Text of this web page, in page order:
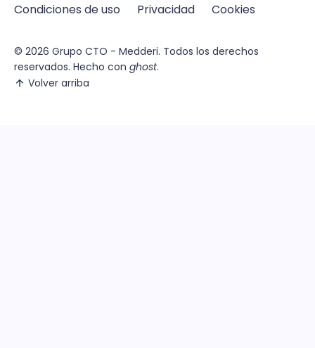
Condiciones de uso Privacidad Cookies
© 2026 Grupo CTO - Medderi. Todos los derechos
reservados. Hecho con ghost.
Volver arriba